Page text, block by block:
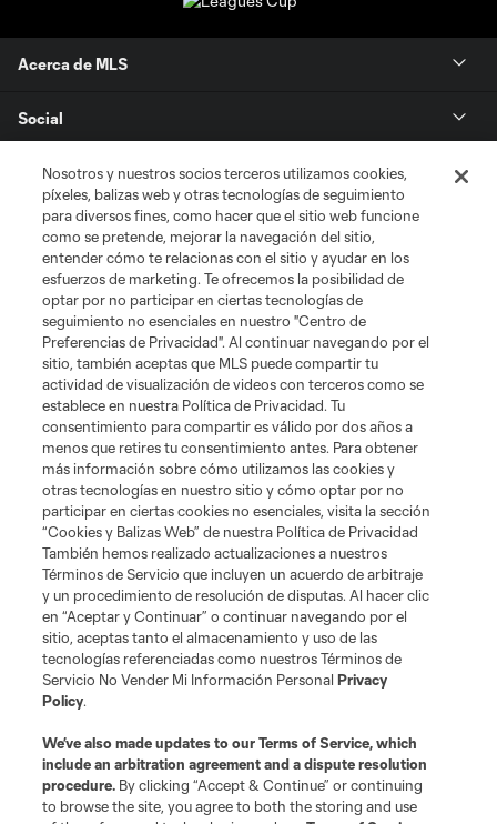
Acerca de MLS
Social
Tienda
Club Sites
Términos de servicio Política de privacidad
No vender mi información
Cookies Settings
©2026 MLS. El nombre y escudo de la Major League Soccer y MLS son
marcas registradas de League Soccer, L.L.C. (“MLS”). Los nombres y logos
de los equipos de la MLS están registrados y son marcas bajo ley común
de la MLS o son usadas con el permiso de sus propietarios. Uso
desautorizado está prohibido.
Nosotros y nuestros socios terceros utilizamos cookies,
píxeles, balizas web y otras tecnologías de seguimiento
para diversos fines, como hacer que el sitio web funcione
como se pretende, mejorar la navegación del sitio,
entender cómo te relacionas con el sitio y ayudar en los
esfuerzos de marketing. Te ofrecemos la posibilidad de
optar por no participar en ciertas tecnologías de
seguimiento no esenciales en nuestro "Centro de
Preferencias de Privacidad". Al continuar navegando por el
sitio, también aceptas que MLS puede compartir tu
actividad de visualización de videos con terceros como se
establece en nuestra Política de Privacidad. Tu
consentimiento para compartir es válido por dos años a
menos que retires tu consentimiento antes. Para obtener
más información sobre cómo utilizamos las cookies y
otras tecnologías en nuestro sitio y cómo optar por no
participar en ciertas cookies no esenciales, visita la sección
“Cookies y Balizas Web” de nuestra Política de Privacidad
También hemos realizado actualizaciones a nuestros
Términos de Servicio que incluyen un acuerdo de arbitraje
y un procedimiento de resolución de disputas. Al hacer clic
en “Aceptar y Continuar” o continuar navegando por el
sitio, aceptas tanto el almacenamiento y uso de las
tecnologías referenciadas como nuestros Términos de
Servicio No Vender Mi Información PersonalPrivacy
Policy.
We’ve also made updates to ourTerms of Service, which
include an arbitration agreement and a dispute resolution
procedure. By clicking “Accept & Continue” or continuing
to browse the site, you agree to both the storing and use